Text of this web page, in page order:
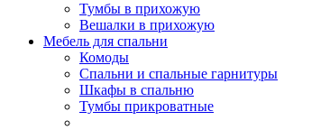
Тумбы в прихожую
Вешалки в прихожую
Мебель для спальни
Комоды
Спальни и спальные гарнитуры
Шкафы в спальню
Тумбы прикроватные